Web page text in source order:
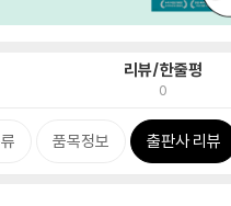
리뷰/한줄평
0
품목정보 출판사 리뷰